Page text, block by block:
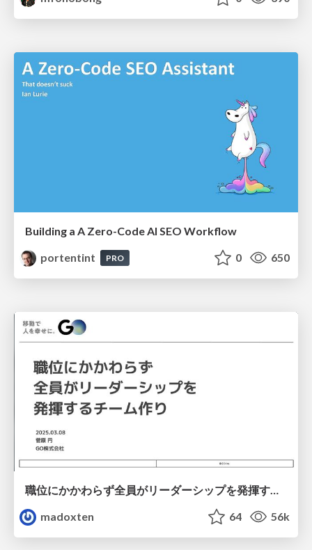
Building a A Zero-Code AI SEO Workflow
portentint
PRO 0 650
職位にかかわらず全員がリーダーシップを発揮するチーム作り / Building a team where everyone can demonstrate leadership regardless of position
madoxten
64 56k